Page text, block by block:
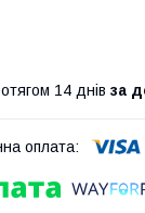
14 днів за